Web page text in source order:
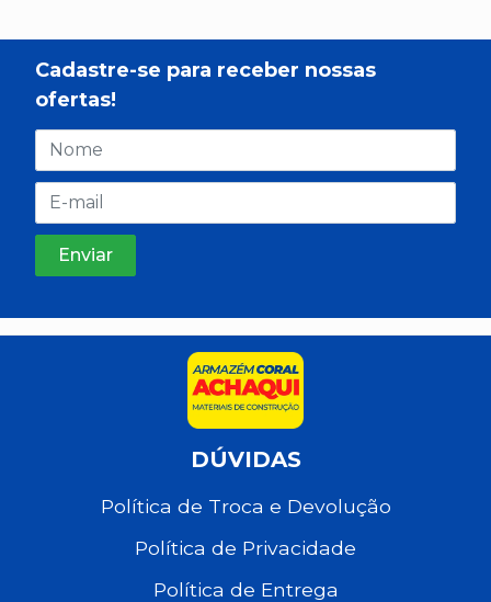
Cadastre-se para receber nossas
ofertas!
DÚVIDAS
Política de Troca e Devolução
Política de Privacidade
Política de Entrega